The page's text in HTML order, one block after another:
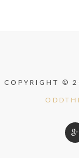
COPYRIGHT ©